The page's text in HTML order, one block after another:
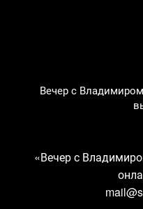
Вечер с
«Вечер с